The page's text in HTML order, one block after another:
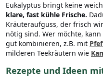
Eukalyptus bringt keine
klare, fast kühle Frische.
Kräuteraufguss, der frisch
nötig sind. Wer möchte,
gut kombinieren, z.B. mit
milderen Teekräutern wie
Rezepte und Ideen